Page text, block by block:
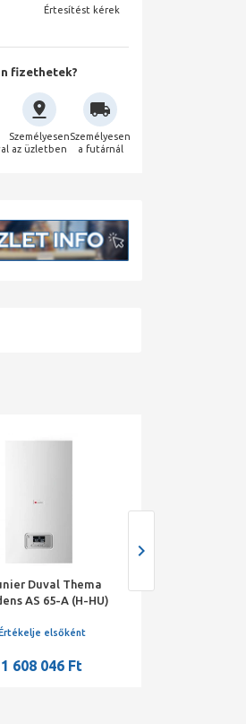
Értesítést kérek
fizethetek?
Személyesen
az üzletben
Személyesen
a futárnál
Duval Thema
AS 65-A (H-HU)
gázkazán
elsőként
1 608 046 Ft